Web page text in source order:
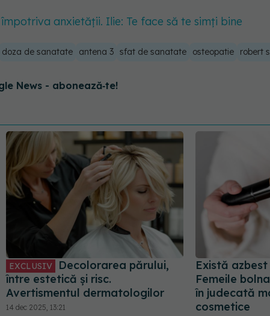
anxietății. Ilie: Te face să te simți bine
doza de sanatate antena 3 sfat de sanatate osteopatie robert
News - abonează‑te!
EXCLUSIV
Decolorarea părului,
între estetică și risc.
Avertismentul dermatologilor
14 dec 2025, 13:21
Există
Femeile
în judecată
cosmetice